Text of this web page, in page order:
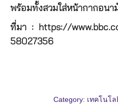
พร้อมทั้งสวมใส่หน้ากากอนา
ที่มา : https://
58027356
Category: เทคโนโล